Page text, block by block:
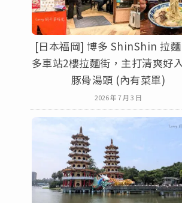
[日本福岡] 博多 ShinShin 拉
多車站2樓拉麵街，主打清爽好
豚骨湯頭 (內有菜單)
2026 年 7 月 3 日